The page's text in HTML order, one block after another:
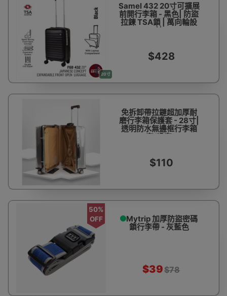
20寸
Samel 432 20寸可擴展
前開行李箱 - 黑色| 防盜
拉鍊 TSA鎖 | 萬向輪設
計
$428
免拆卸帶拉鏈超加厚耐
磨行李箱保護套 - 28寸|
透明防水無邊框行李箱
套/喼套
$110
50%
OFF
Mytrip 加厚防盜密碼
鎖行李帶 - 灰藍色
$39$78